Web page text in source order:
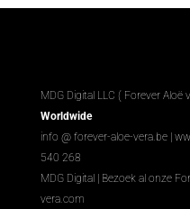
MDG Digital LLC ( Forever Aloë
Worldwide
info @ forever-aloe-vera.be |
540 268
MDG Digital
Bezoek al onze
vera.com